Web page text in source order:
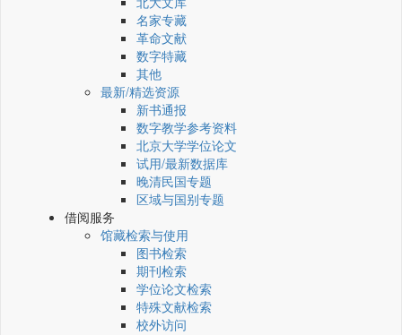
名家专藏
革命文献
数字特藏
其他
最新/精选资源
新书通报
数字教学参考资料
北京大学学位论文
试用/最新数据库
晚清民国专题
区域与国别专题
借阅服务
馆藏检索与使用
图书检索
期刊检索
学位论文检索
特殊文献检索
校外访问